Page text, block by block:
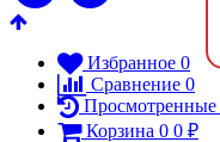
Избранное 0
Сравнение 0
Просмотренные
Корзина 0 0 ₽